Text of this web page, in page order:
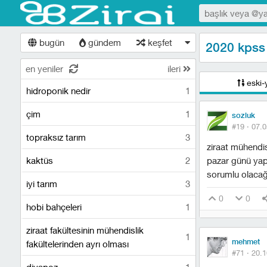
bugün gündem keşfet
en yeniler ileri
hidroponik nedir 1
çim 1
topraksız tarım 3
kaktüs 2
i̇yi tarım 3
hobi bahçeleri 1
ziraat fakültesinin mühendislik
fakültelerinden ayrı olması
1
2020 kpss
eski-
sozluk
#19 ·
ziraat
pazar günü
sorumlu
0 0
mehmet
#71 ·